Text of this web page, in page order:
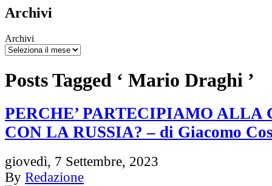
Archivi
Archivi
Posts Tagged ‘ Mario Draghi ’
PERCHE’ PARTECIPIAMO ALLA
CON LA RUSSIA? – di Giacomo
giovedì, 7 Settembre, 2023
By Redazione